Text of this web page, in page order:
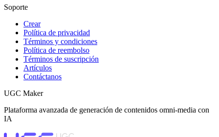
Soporte
Crear
Política de privacidad
Términos y condiciones
Política de reembolso
Términos de suscripción
Artículos
Contáctanos
UGC Maker
Plataforma avanzada de generación de contenidos omni-media con
IA